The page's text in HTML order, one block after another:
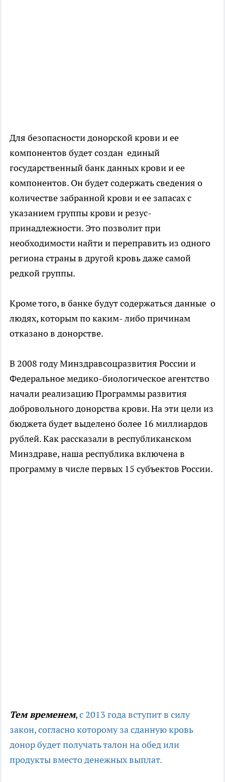
Для безопасности донорской крови и ее
компонентов будет создан единый
государственный банк данных крови и ее
компонентов. Он будет содержать сведения о
количестве забранной крови и ее запасах с
указанием группы крови и резус-
принадлежности. Это позволит при
необходимости найти и переправить из одного
региона страны в другой кровь даже самой
редкой группы.
Кроме того, в банке будут содержаться данные о
людях, которым по каким- либо причинам
отказано в донорстве.
В 2008 году Минздравсоцразвития России и
Федеральное медико-биологическое агентство
начали реализацию Программы развития
добровольного донорства крови. На эти цели из
бюджета будет выделено более 16 миллиардов
рублей. Как рассказали в республиканском
Минздраве, наша республика включена в
программу в числе первых 15 субъектов России.
Тем временем,с 2013 года вступит в силу
закон, согласно которому за сданную кровь
донор будет получать талон на обед или
продукты вместо денежных выплат.